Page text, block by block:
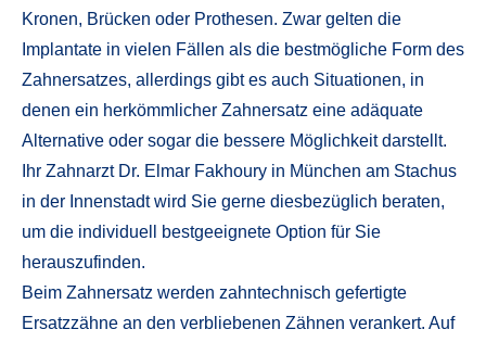
Kronen, Brücken oder Prothesen. Zwar gelten die
Implantate in vielen Fällen als die bestmögliche Form des
Zahnersatzes, allerdings gibt es auch Situationen, in
denen ein herkömmlicher Zahnersatz eine adäquate
Alternative oder sogar die bessere Möglichkeit darstellt.
Ihr Zahnarzt Dr. Elmar Fakhoury in München am Stachus
in der Innenstadt wird Sie gerne diesbezüglich beraten,
um die individuell bestgeeignete Option für Sie
herauszufinden.
Beim Zahnersatz werden zahntechnisch gefertigte
Ersatzzähne an den verbliebenen Zähnen verankert. Auf